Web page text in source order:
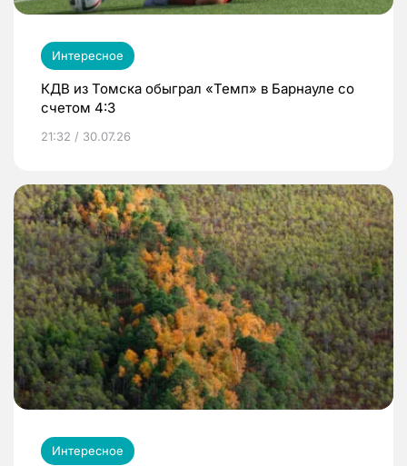
Интересное
КДВ из Томска обыграл «Темп» в Барнауле со
счетом 4:3
21:32 / 30.07.26
Интересное